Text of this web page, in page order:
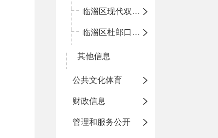
临淄区现代双语学校
临淄区杜郎口小学
其他信息
公共文化体育
财政信息
管理和服务公开